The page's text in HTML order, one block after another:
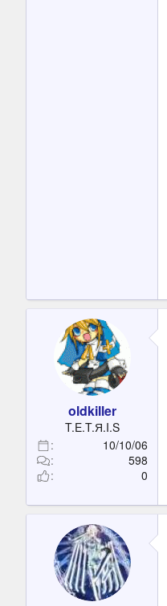
oldkiller
T.E.T.Я.I.S
10/10/06
598
0